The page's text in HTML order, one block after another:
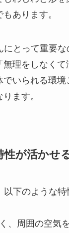
あります。
にとって重要
無理をしなく
でいられる環
ます。
性が活かせ
下のような特
、周囲の空気